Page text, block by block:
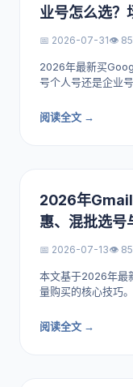
业号怎么选？
📅 2026-07-31👁️
2026年最新买
号个人号还是企业
阅读全文 →
2026年Gmail
惠、混批选号
📅 2026-07-13👁️
本文基于2026年最
量购买的核心技巧
阅读全文 →